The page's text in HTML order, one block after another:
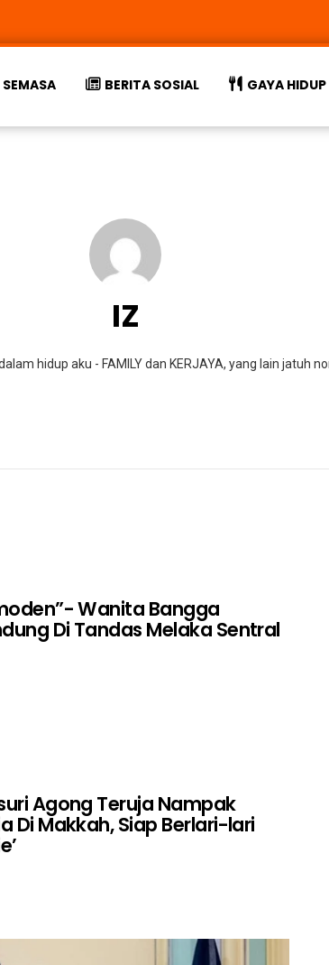
SEMASA BERITA SOSIAL GAYA HIDUP
IZ
hidup aku - FAMILY dan KERJAYA, yang lain jatuh
Wanita Bangga
Di Tandas Melaka Sentral
Agong Teruja Nampak
Di Makkah, Siap Berlari-lari